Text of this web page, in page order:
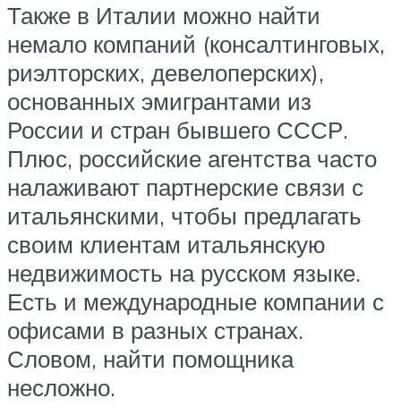
Также в Италии можно найти
немало компаний (консалтинговых,
риэлторских, девелоперских),
основанных эмигрантами из
России и стран бывшего СССР.
Плюс, российские агентства часто
налаживают партнерские связи с
итальянскими, чтобы предлагать
своим клиентам итальянскую
недвижимость на русском языке.
Есть и международные компании с
офисами в разных странах.
Словом, найти помощника
несложно.